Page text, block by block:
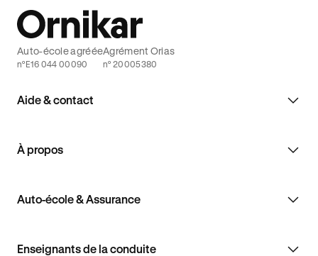
Aide & contact
À propos
Auto-école & Assurance
Enseignants de la conduite
Auto-école agréée
n°E16 044 00090
Agrément Orias
n° 20005380